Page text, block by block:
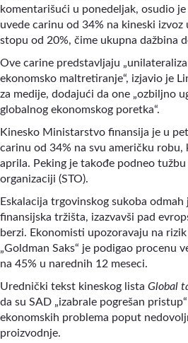
komentarišući u ponedeljak, osudio
uvede carinu od 34% na kineski izvoz
stopu od 20%, čime ukupna dažbina
Ove carine predstavljaju
ekonomsko maltretiranje“, izjavio je
za medije, dodajući da one „ozbiljno
globalnog ekonomskog poretka“.
Kinesko Ministarstvo finansija je u
carinu od 34% na svu američku robu,
aprila. Peking je takođe podneo
organizaciji (STO).
Eskalacija trgovinskog sukoba
finansijska tržišta, izazvavši pad
berzi. Ekonomisti upozoravaju na
„Goldman Saks“ je podigao procenu
na 45% u narednih 12 meseci.
Urednički tekst kineskog lista Global
da su SAD „izabrale pogrešan
ekonomskih problema poput
proizvodnje.